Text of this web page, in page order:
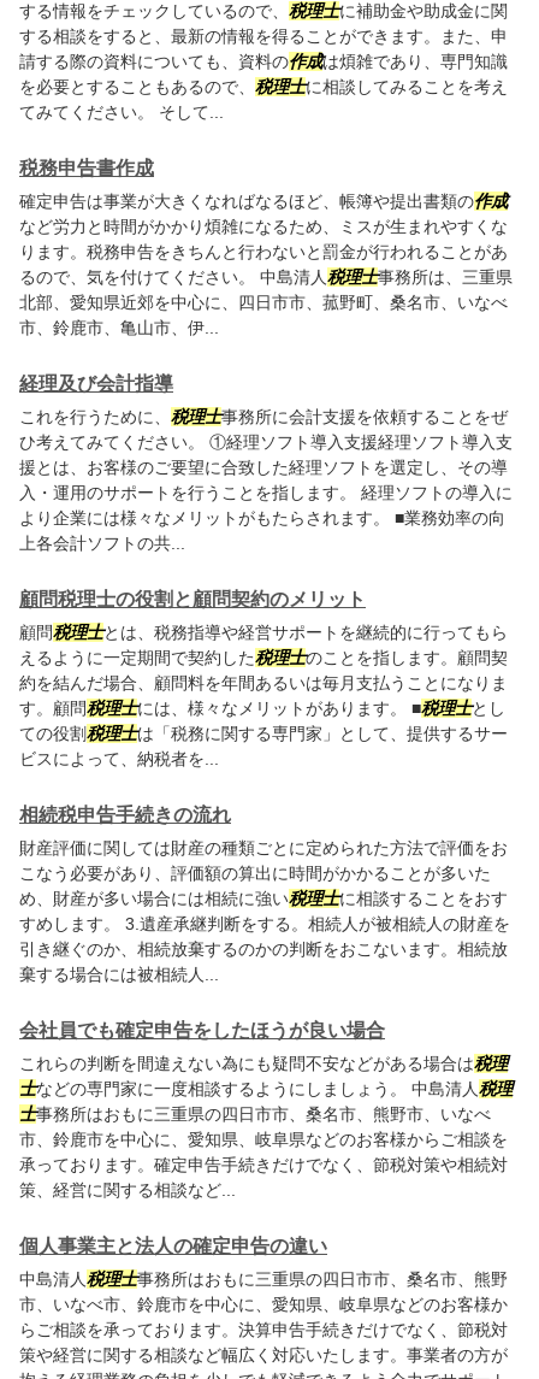
する情報をチェックしているので、 税理士に補助金や助成金に関
する相談をすると、最新の情報を得ることができます。また、申
請する際の資料についても、資料の作成は煩雑であり、専門知識
を必要とすることもあるので、 税理士に相談してみることを考え
てみてください。 そして...
税務申告書作成
確定申告は事業が大きくなればなるほど、帳簿や提出書類の作成
など労力と時間がかかり煩雑になるため、ミスが生まれやすくな
ります。税務申告をきちんと行わないと罰金が行われることがあ
るので、気を付けてください。 中島清人税理士事務所は、三重県
北部、愛知県近郊を中心に、四日市市、菰野町、桑名市、いなべ
市、鈴鹿市、亀山市、伊...
経理及び会計指導
これを行うために、 税理士事務所に会計支援を依頼することをぜ
ひ考えてみてください。 ①経理ソフト導入支援経理ソフト導入支
援とは、お客様のご要望に合致した経理ソフトを選定し、その導
入・運用のサポートを行うことを指します。 経理ソフトの導入に
より企業には様々なメリットがもたらされます。 ■業務効率の向
上各会計ソフトの共...
顧問税理士の役割と顧問契約のメリット
顧問税理士とは、税務指導や経営サポートを継続的に行ってもら
えるように一定期間で契約した税理士のことを指します。顧問契
約を結んだ場合、顧問料を年間あるいは毎月支払うことになりま
す。顧問税理士には、様々なメリットがあります。 ■税理士とし
ての役割税理士は「税務に関する専門家」として、提供するサー
ビスによって、納税者を...
相続税申告手続きの流れ
財産評価に関しては財産の種類ごとに定められた方法で評価をお
こなう必要があり、評価額の算出に時間がかかることが多いた
め、財産が多い場合には相続に強い税理士に相談することをおす
すめします。 3.遺産承継判断をする。相続人が被相続人の財産を
引き継ぐのか、相続放棄するのかの判断をおこないます。相続放
棄する場合には被相続人...
会社員でも確定申告をしたほうが良い場合
これらの判断を間違えない為にも疑問不安などがある場合は税理
士などの専門家に一度相談するようにしましょう。 中島清人税理
士事務所はおもに三重県の四日市市、桑名市、熊野市、いなべ
市、鈴鹿市を中心に、愛知県、岐阜県などのお客様からご相談を
承っております。確定申告手続きだけでなく、節税対策や相続対
策、経営に関する相談など...
個人事業主と法人の確定申告の違い
中島清人税理士事務所はおもに三重県の四日市市、桑名市、熊野
市、いなべ市、鈴鹿市を中心に、愛知県、岐阜県などのお客様か
らご相談を承っております。決算申告手続きだけでなく、節税対
策や経営に関する相談など幅広く対応いたします。事業者の方が